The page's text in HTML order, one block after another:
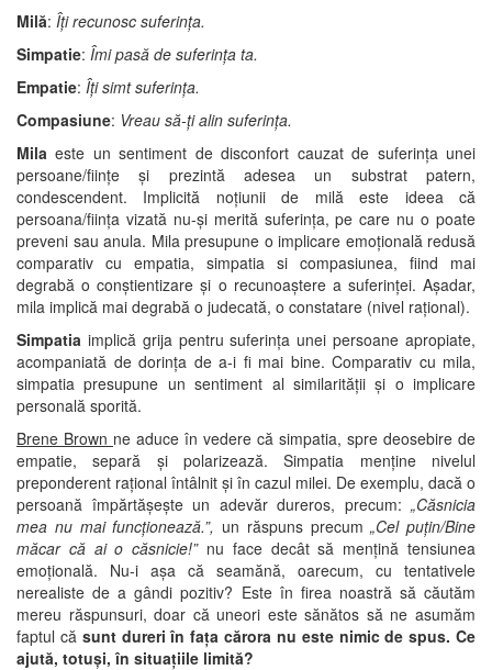
Milă: Îți recunosc suferința.
Simpatie: Îmi pasă de suferința ta.
Empatie: Îți simt suferința.
Compasiune: Vreau să-ți alin suferința.
Mila este un sentiment de disconfort cauzat de suferința unei
persoane/ființe și prezintă adesea un substrat patern,
condescendent. Implicită noțiunii de milă este ideea că
persoana/ființa vizată nu-și merită suferința, pe care nu o poate
preveni sau anula. Mila presupune o implicare emoțională redusă
comparativ cu empatia, simpatia si compasiunea, fiind mai
degrabă o conștientizare și o recunoaștere a suferinței. Așadar,
mila implică mai degrabă o judecată, o constatare (nivel rațional).
Simpatia implică grija pentru suferința unei persoane apropiate,
acompaniată de dorința de a-i fi mai bine. Comparativ cu mila,
simpatia presupune un sentiment al similarității și o implicare
personală sporită.
Brene Brown ne aduce în vedere că simpatia, spre deosebire de
empatie, separă și polarizează. Simpatia menține nivelul
preponderent rațional întâlnit și în cazul milei. De exemplu, dacă o
persoană împărtășește un adevăr dureros, precum: „Căsnicia
mea nu mai funcționează.”, un răspuns precum„Cel puțin/Bine
măcar că ai o căsnicie!”nu face decât să mențină tensiunea
emoțională. Nu-i așa că seamănă, oarecum, cu tentativele
nerealiste de a gândi pozitiv? Este în firea noastră să căutăm
mereu răspunsuri, doar că uneori este sănătos să ne asumăm
faptul că sunt dureri în fața cărora nu este nimic de spus. Ce
ajută, totuși, în situațiile limită?